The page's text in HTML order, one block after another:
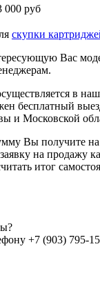
000 руб
скупки
Вас
в
бесплатный
и Московской
Вы получите
на продажу
итог
+7 (903) 795-